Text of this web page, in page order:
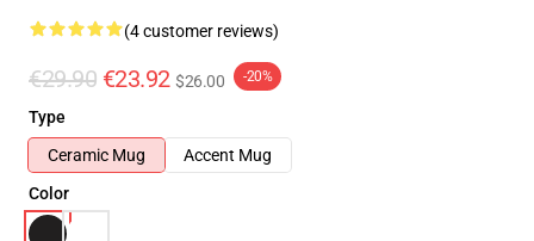
(4 customer reviews)
€29.90 €23.92 $26.00 -20%
Type
Ceramic Mug
Accent Mug
Color